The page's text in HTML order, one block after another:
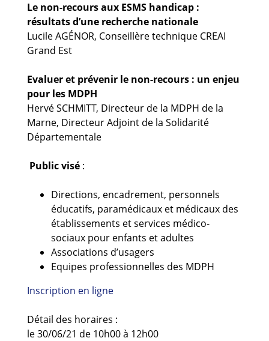
Le non-recours aux ESMS handicap :
résultats d’une recherche nationale
Lucile AGÉNOR, Conseillère technique CREAI
Grand Est
Evaluer et prévenir le non-recours : un enjeu
pour les MDPH
Hervé SCHMITT, Directeur de la MDPH de la
Marne, Directeur Adjoint de la Solidarité
Départementale
Public visé :
Directions, encadrement, personnels
éducatifs, paramédicaux et médicaux des
établissements et services médico-
sociaux pour enfants et adultes
Associations d’usagers
Equipes professionnelles des MDPH
Inscription en ligne
Détail des horaires :
le 30/06/21 de 10h00 à 12h00